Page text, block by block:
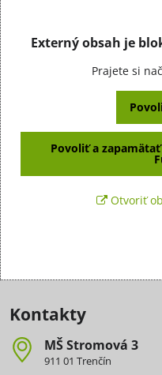
Externý obsah je
Prajete si
Povoliť a
Otvoriť
Kontakty
MŠ Stromová 3
911 01 Trenčín